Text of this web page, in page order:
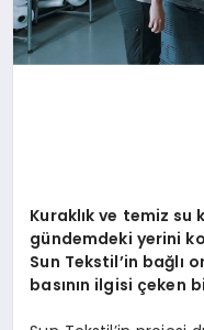
Kuraklık ve temiz su
gündemdeki yerini
Sun Tekstil’in bağlı
basının ilgisi çeken